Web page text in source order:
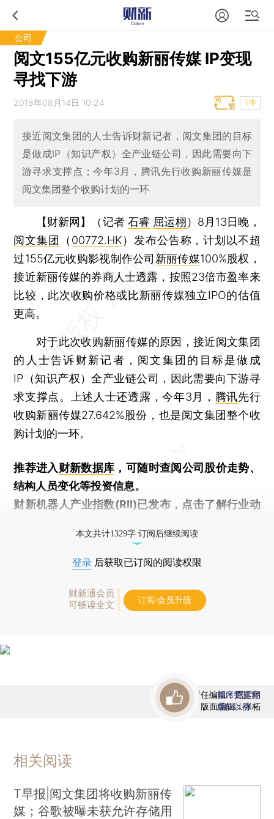
公司
阅文155亿元收购新丽传媒 IP变现
寻找下游
2018年08月14日 10:24 T中
接近阅文集团的人士告诉财新记者，阅文集团的目标
是做成IP（知识产权）全产业链公司，因此需要向下
游寻求支撑点；今年3月，腾讯先行收购新丽传媒是
阅文集团整个收购计划的一环
【财新网】（记者 石睿 屈运栩） 8月13日晚，
阅文集团
（ 00772.HK）发布公告称，计划以不超
过155亿元收购影视制作公司 新丽传媒100%股权，
接近新丽传媒的券商人士透露，按照23倍市盈率来
比较，此次收购价格或比新丽传媒独立IPO的估值
更高。
对于此次收购新丽传媒的原因，接近阅文集团
的人士告诉财新记者，阅文集团的目标是做成
IP（知识产权）全产业链公司，因此需要向下游寻
求支撑点。上述人士还透露，今年3月， 腾讯先行
收购新丽传媒27.642%股份，也是阅文集团整个收
购计划的一环。
推荐进入财新数据库 ，可随时查阅公司股价走势、
结构人员变化等投资信息。
财新机器人产业指数(RII)已发布， 点击了解行业动
本文共计1329字 订阅后继续阅读
登录 后获取已订阅的阅读权限
财新通会员
可畅读全文
订阅/会员升级
责任编辑：屈运栩
版面编辑：张柘
首席赞赏官
虚位以待
相关阅读
T早报|阅文集团将收购新丽传
媒；谷歌被曝未获允许存储用